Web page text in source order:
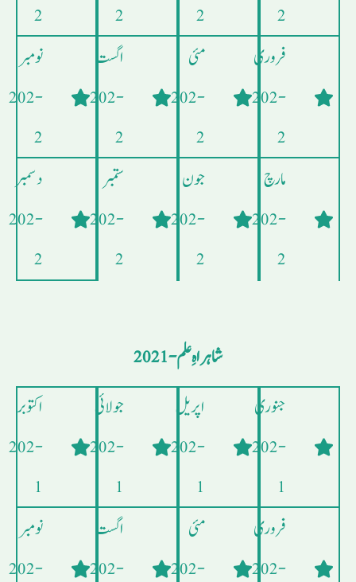
2
فروری
- 202
2
مارچ
- 202
2
2
مئی
- 202
2
جون
- 202
2
2
اگست
- 202
2
ستمبر
- 202
2
2
نومبر
- 202
2
دسمبر
- 202
2
شاہراہِ علم - 2021
جنوری
- 202
1
فروری
- 202
اپریل
- 202
1
مئی
- 202
جولائی
- 202
1
اگست
- 202
اکتوبر
- 202
1
نومبر
- 202